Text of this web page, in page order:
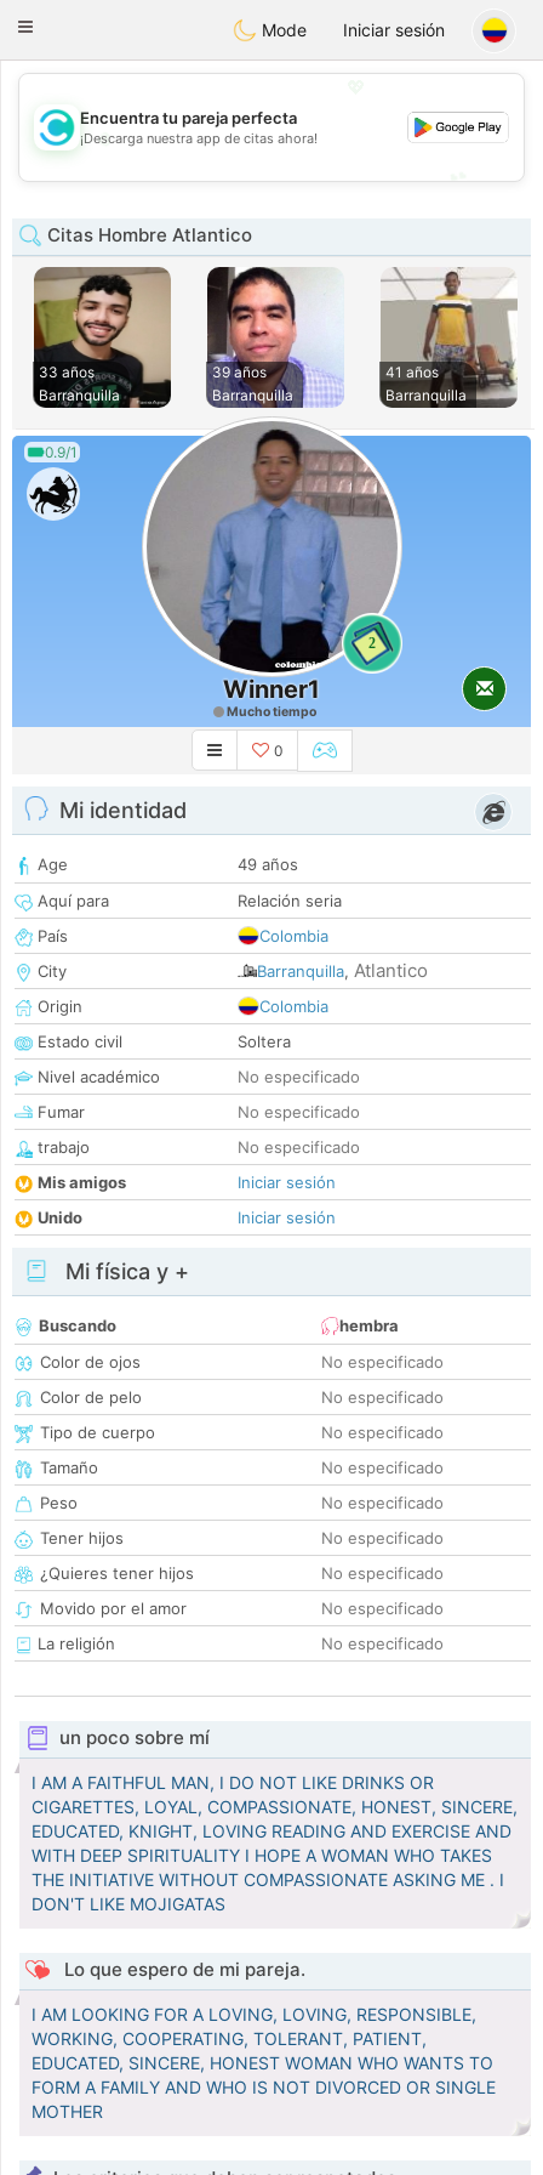
olombiaCitas
Toggle
Mode Iniciar sesión
💖
💕
Encuentra tu pareja perfecta
¡Descarga nuestra app de citas ahora!
Citas Hombre Atlantico
33 años
Barranquilla
39 años
Barranquilla
41 años
Barranquilla
0.9/1
2
Winner1
Mucho tiempo
0
Mi identidad
Age
49 años
Aquí para
Relación seria
País
Colombia
City
Barranquilla, Atlantico
Origin
Colombia
Estado civil
Soltera
Nivel académico
No especificado
Fumar
No especificado
trabajo
No especificado
Mis amigos
Iniciar sesión
Unido
Iniciar sesión
Mi física y +
Buscando
hembra
Color de ojos
No especificado
Color de pelo
No especificado
Tipo de cuerpo
No especificado
Tamaño
No especificado
Peso
No especificado
Tener hijos
No especificado
¿Quieres tener hijos
No especificado
Movido por el amor
No especificado
La religión
No especificado
un poco sobre mí
I AM A FAITHFUL MAN, I DO NOT LIKE DRINKS OR
CIGARETTES, LOYAL, COMPASSIONATE, HONEST, SINCERE,
EDUCATED, KNIGHT, LOVING READING AND EXERCISE AND
WITH DEEP SPIRITUALITY I HOPE A WOMAN WHO TAKES
THE INITIATIVE WITHOUT COMPASSIONATE ASKING ME . I
DON'T LIKE MOJIGATAS
Lo que espero de mi pareja.
I AM LOOKING FOR A LOVING, LOVING, RESPONSIBLE,
WORKING, COOPERATING, TOLERANT, PATIENT,
EDUCATED, SINCERE, HONEST WOMAN WHO WANTS TO
FORM A FAMILY AND WHO IS NOT DIVORCED OR SINGLE
MOTHER